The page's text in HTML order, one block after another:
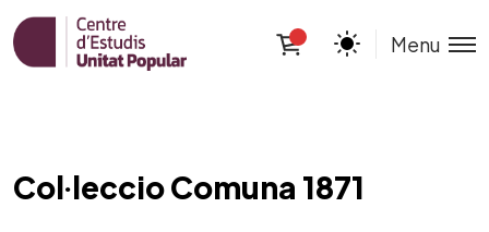
Menu
Col·leccio Comuna 1871